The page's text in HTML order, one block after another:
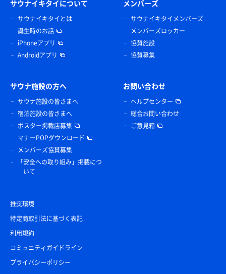
サウナイキタイについて
サウナイキタイとは
誕生時のお話
iPhoneアプリ
Androidアプリ
メンバーズ
サウナイキタイメンバーズ
メンバーズロッカー
協賛施設
協賛募集
サウナ施設の方へ
サウナ施設の皆さまへ
宿泊施設の皆さまへ
ポスター掲載店募集
マナーPOPダウンロード
メンバーズ協賛募集
「安全への取り組み」掲載につ
いて
お問い合わせ
ヘルプセンター
総合お問い合わせ
ご意見箱
推奨環境
特定商取引法に基づく表記
利用規約
コミュニティガイドライン
プライバシーポリシー